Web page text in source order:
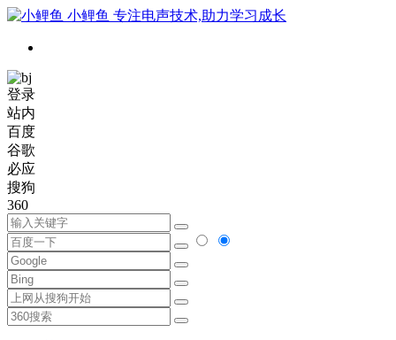
小鲤鱼 专注电声技术,助力学习成长
登录
站内
百度
谷歌
必应
搜狗
360